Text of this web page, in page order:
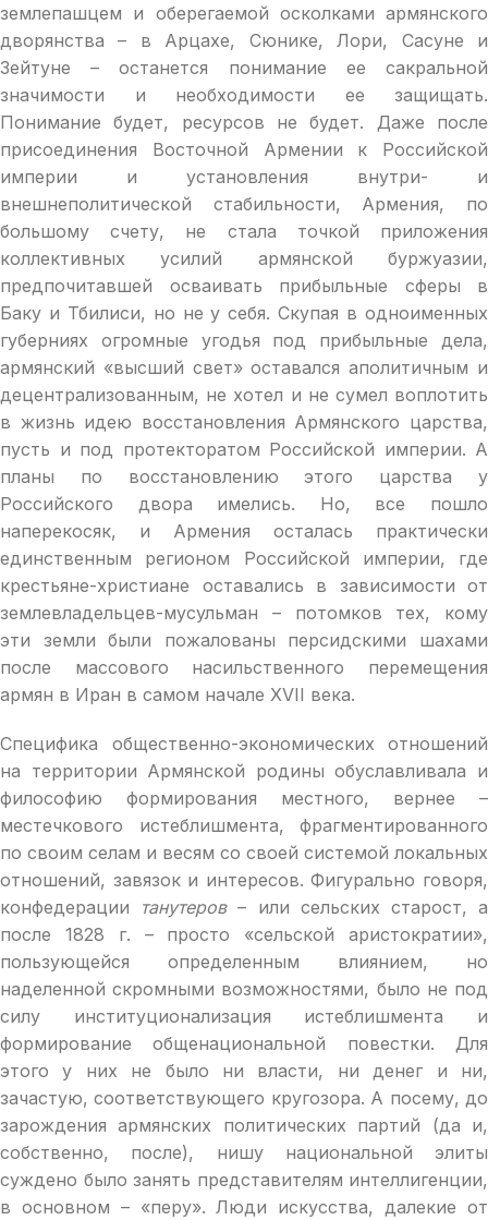
землепашцем и оберегаемой осколками армянского
дворянства – в Арцахе, Сюнике, Лори, Сасуне и
Зейтуне – останется понимание ее сакральной
значимости и необходимости ее защищать.
Понимание будет, ресурсов не будет. Даже после
присоединения Восточной Армении к Российской
империи и установления внутри- и
внешнеполитической стабильности, Армения, по
большому счету, не стала точкой приложения
коллективных усилий армянской буржуазии,
предпочитавшей осваивать прибыльные сферы в
Баку и Тбилиси, но не у себя. Скупая в одноименных
губерниях огромные угодья под прибыльные дела,
армянский «высший свет» оставался аполитичным и
децентрализованным, не хотел и не сумел воплотить
в жизнь идею восстановления Армянского царства,
пусть и под протекторатом Российской империи. А
планы по восстановлению этого царства у
Российского двора имелись. Но, все пошло
наперекосяк, и Армения осталась практически
единственным регионом Российской империи, где
крестьяне-христиане оставались в зависимости от
землевладельцев-мусульман – потомков тех, кому
эти земли были пожалованы персидскими шахами
после массового насильственного перемещения
армян в Иран в самом начале XVII века.
Специфика общественно-экономических отношений
на территории Армянской родины обуславливала и
философию формирования местного, вернее –
местечкового истеблишмента, фрагментированного
по своим селам и весям со своей системой локальных
отношений, завязок и интересов. Фигурально говоря,
конфедерации танутеров– или сельских старост, а
после 1828 г. – просто «сельской аристократии»,
пользующейся определенным влиянием, но
наделенной скромными возможностями, было не под
силу институционализация истеблишмента и
формирование общенациональной повестки. Для
этого у них не было ни власти, ни денег и ни,
зачастую, соответствующего кругозора. А посему, до
зарождения армянских политических партий (да и,
собственно, после), нишу национальной элиты
суждено было занять представителям интеллигенции,
в основном – «перу». Люди искусства, далекие от